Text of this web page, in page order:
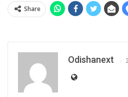
Share
Odishanext